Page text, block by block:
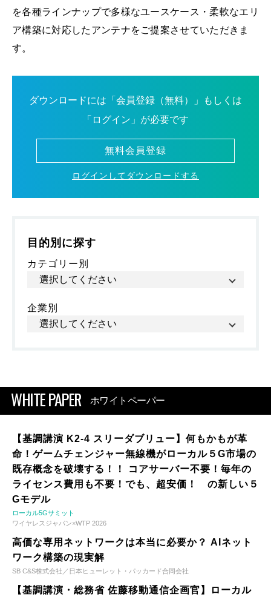
を各種ラインナップで多様なユースケース・柔軟なエリ
ア構築に対応したアンテナをご提案させていただきま
す。
ダウンロードには「会員登録（無料）」もしくは
「ログイン」が必要です
無料会員登録
ログインしてダウンロードする
目的別に探す
カテゴリー別
企業別
WHITE PAPER ホワイトペーパー
【基調講演 K2-4 スリーダブリュー】何もかもが革
命！ゲームチェンジャー無線機がローカル５G市場の
既存概念を破壊する！！ コアサーバー不要！毎年の
ライセンス費用も不要！でも、超安価！ の新しい５
Gモデル
ローカル5Gサミット
ワイヤレスジャパン×WTP 2026
高価な専用ネットワークは本当に必要か？ AIネット
ワーク構築の現実解
SB C&S株式会社／日本ヒューレット・パッカード合同会社
【基調講演・総務省 佐藤移動通信企画官】ローカル